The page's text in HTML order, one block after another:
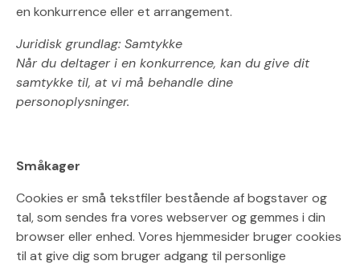
en konkurrence eller et arrangement.
Juridisk grundlag: Samtykke
Når du deltager i en konkurrence, kan du give dit
samtykke til, at vi må behandle dine
personoplysninger.
Småkager
Cookies er små tekstfiler bestående af bogstaver og
tal, som sendes fra vores webserver og gemmes i din
browser eller enhed. Vores hjemmesider bruger cookies
til at give dig som bruger adgang til personlige